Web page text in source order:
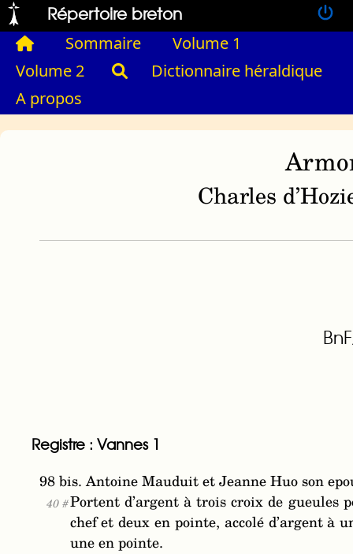
Répertoire breton
Sommaire
Volume 1
Volume 2
Dictionnaire héraldique
A propos
Charles
Registre : Vannes 1
98 bis. Antoine Mauduit et Jeanne Huo son
40 #Portent d’argent à trois croix de gueules
chef et deux en pointe, accolé d’argent à
une en pointe.